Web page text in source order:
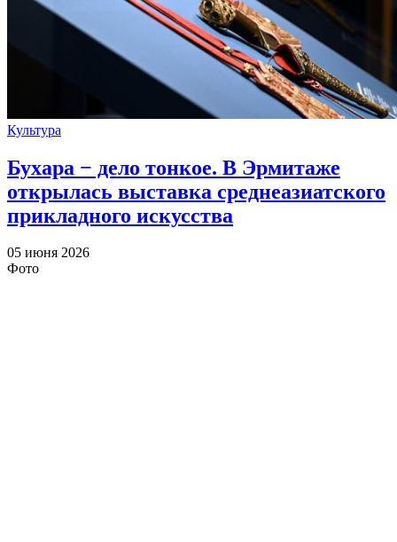
Культура
Бухара − дело тонкое. В Эрмитаже
открылась выставка среднеазиатского
прикладного искусства
05 июня 2026
Фото